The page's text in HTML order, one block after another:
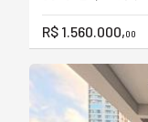
R$ 1.560.000,00